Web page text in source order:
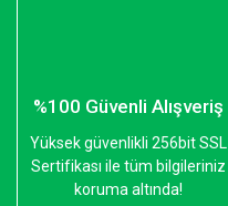
%100 Güvenli Alışveriş
Yüksek güvenlikli 256bit SSL
Sertifikası ile tüm bilgileriniz
koruma altında!